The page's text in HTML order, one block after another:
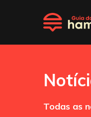
Todas as